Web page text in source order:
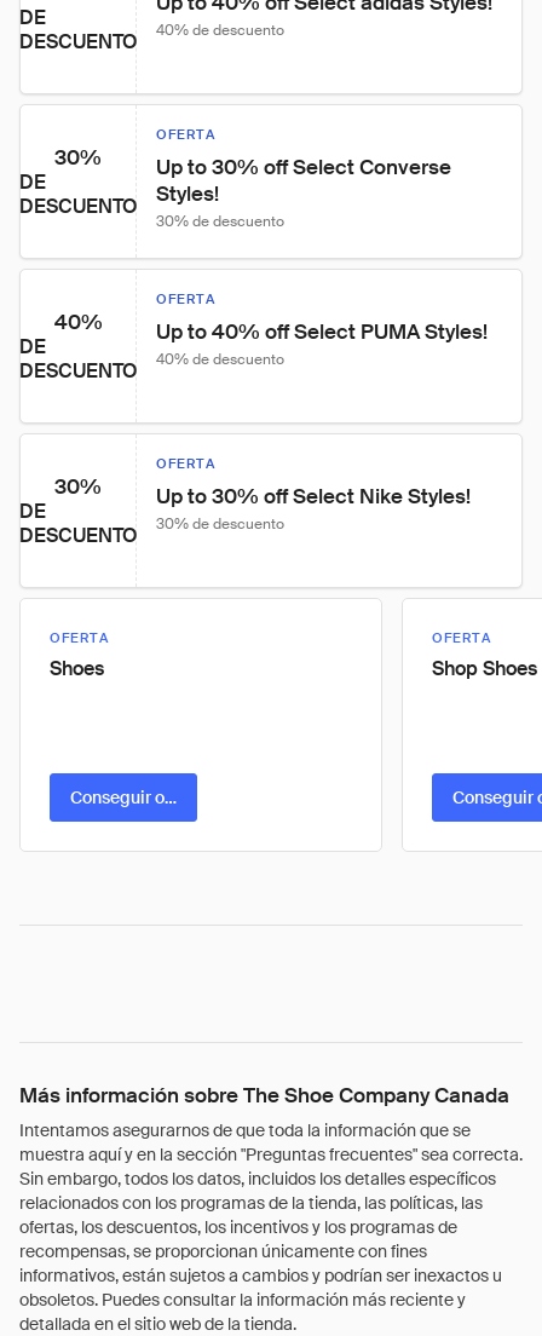
DE
DESCUENTO
40% de descuento
30%
DE
DESCUENTO
OFERTA
Up to 30% off Select Converse
Styles!
30% de descuento
40%
DE
DESCUENTO
OFERTA
Up to 40% off Select PUMA Styles!
40% de descuento
30%
DE
DESCUENTO
OFERTA
Up to 30% off Select Nike Styles!
30% de descuento
OFERTA
Shoes
Conseguir oferta
OFERTA
Shop Shoes
Conseguir
Más información sobre The Shoe Company Canada
Intentamos asegurarnos de que toda la información que se
muestra aquí y en la sección "Preguntas frecuentes" sea correcta.
Sin embargo, todos los datos, incluidos los detalles específicos
relacionados con los programas de la tienda, las políticas, las
ofertas, los descuentos, los incentivos y los programas de
recompensas, se proporcionan únicamente con fines
informativos, están sujetos a cambios y podrían ser inexactos u
obsoletos. Puedes consultar la información más reciente y
detallada en el sitio web de la tienda.